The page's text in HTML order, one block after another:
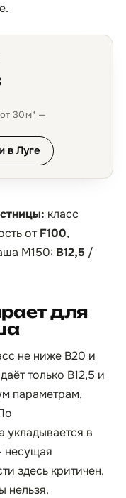
30 м³ —
в Луге
класс
отF100,
М150: B12,5 /
для
не ниже B20 и
только B12,5 и
параметрам,
укладывается в
несущая
здесь критичен.
нельзя.